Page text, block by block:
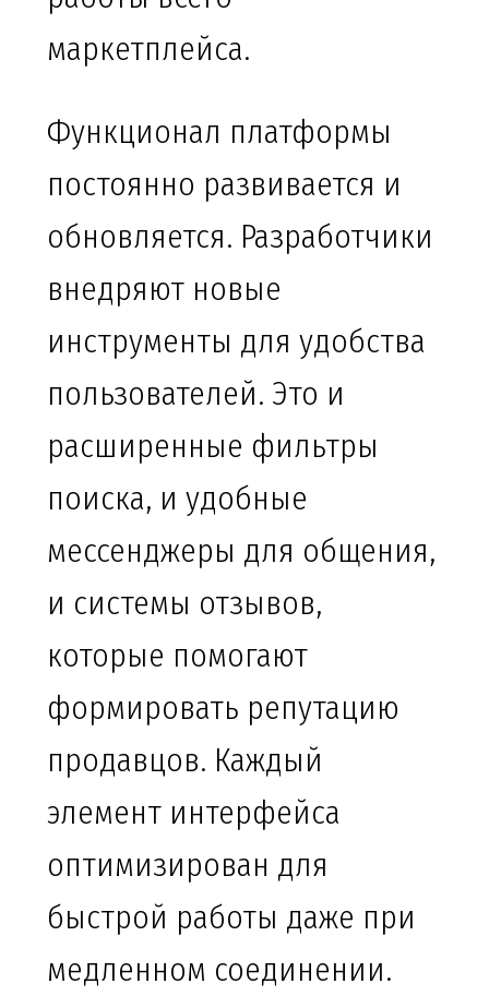
маркетплейса.
Функционал платформы
постоянно развивается и
обновляется. Разработчики
внедряют новые
инструменты для удобства
пользователей. Это и
расширенные фильтры
поиска, и удобные
мессенджеры для общения,
и системы отзывов,
которые помогают
формировать репутацию
продавцов. Каждый
элемент интерфейса
оптимизирован для
быстрой работы даже при
медленном соединении.